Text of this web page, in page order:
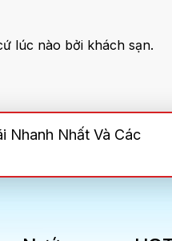
lúc nào bởi khách sạn.
Nhanh Nhất Và Các